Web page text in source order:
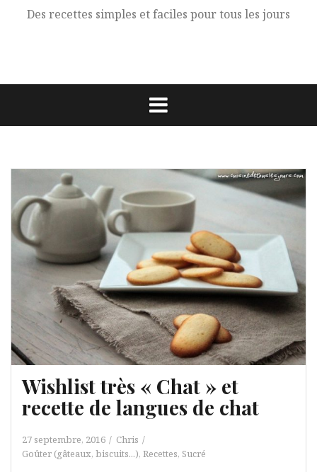
Des recettes simples et faciles pour tous les jours
Wishlist très « Chat » et
recette de langues de chat
27 septembre, 2016
Chris
Goûter (gâteaux, biscuits...), Recettes, Sucré